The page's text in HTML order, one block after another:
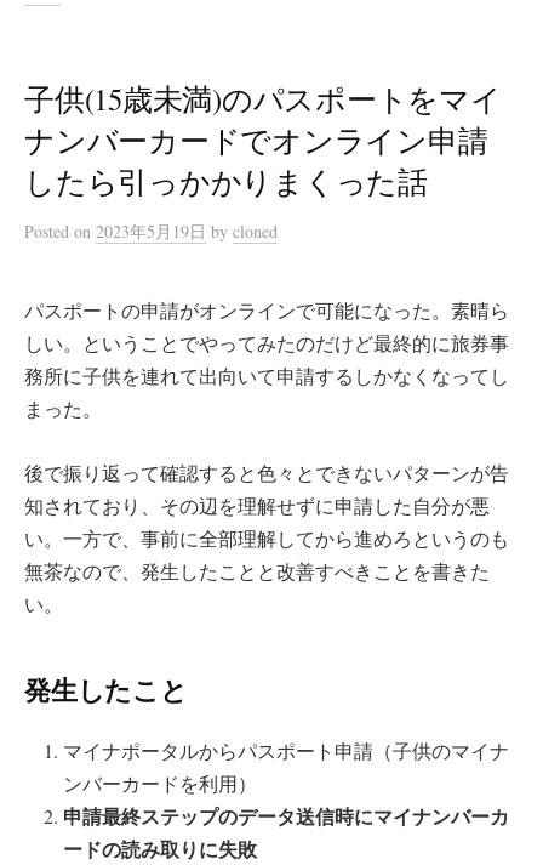
子供(15歳未満)のパスポートをマイ
ナンバーカードでオンライン申請
したら引っかかりまくった話
Posted on 2023年5月19日 by cloned
パスポートの申請がオンラインで可能になった。素晴ら
しい。ということでやってみたのだけど最終的に旅券事
務所に子供を連れて出向いて申請するしかなくなってし
まった。
後で振り返って確認すると色々とできないパターンが告
知されており、その辺を理解せずに申請した自分が悪
い。一方で、事前に全部理解してから進めろというのも
無茶なので、発生したことと改善すべきことを書きた
い。
発生したこと
マイナポータルからパスポート申請（子供のマイナ
ンバーカードを利用）
申請最終ステップのデータ送信時にマイナンバーカ
ードの読み取りに失敗